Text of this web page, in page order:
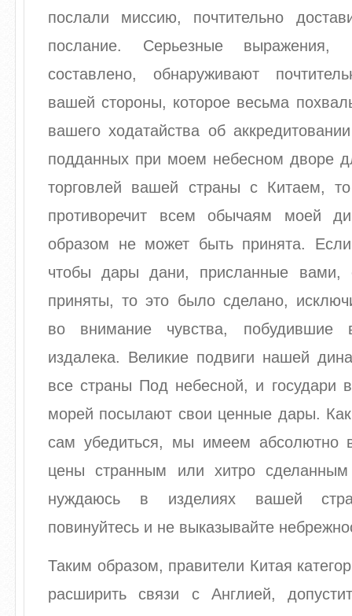
послали миссию, почтительно
послание. Серьезные
составлено, обнаруживают
вашей стороны, которое весьма
вашего ходатайства об
подданных при моем небесном дворе
торговлей вашей страны с Китаем,
противоречит всем обычаям моей
образом не может быть принята.
чтобы дары дани, присланные вами,
приняты, то это было сделано,
во внимание чувства, побудившие
издалека. Великие подвиги нашей
все страны Под небесной, и государи
морей посылают свои ценные дары.
сам убедиться, мы имеем абсолютно
цены странным или хитро
нуждаюсь в изделиях вашей
повинуйтесь и не выказывайте
Таким образом, правители Китая
расширить связи с Англией,